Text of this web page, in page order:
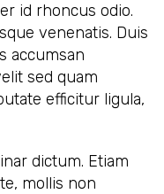
id rhoncus odio.
venenatis. Duis
accumsan
sed quam
efficitur ligula,
dictum. Etiam
mollis non